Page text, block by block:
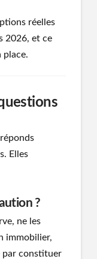
réelles
2026, et ce
place.
Elles
?
ne les
immobilier,
par constituer